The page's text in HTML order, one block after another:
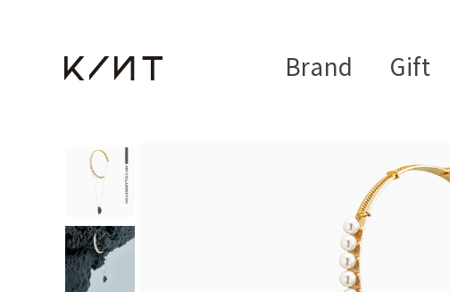
Brand Gift